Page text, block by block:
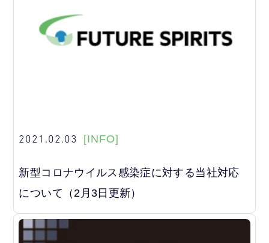
2021.02.03 [INFO]
新型コロナウイルス感染症に対する当社対応
について（2月3日更新）